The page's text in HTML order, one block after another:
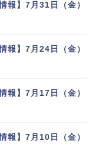
報】7月31日（金）
報】7月24日（金）
報】7月17日（金）
報】7月10日（金）